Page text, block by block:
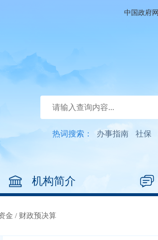
中国政府网
热词搜索： 办事指南 社保
机构简介
金 / 财政预决算